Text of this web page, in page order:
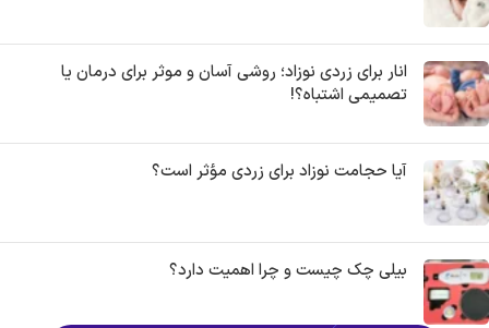
انار برای زردی نوزاد؛ روشی آسان و موثر برای درمان یا
تصمیمی اشتباه؟!
آیا حجامت نوزاد برای زردی مؤثر است؟
بیلی چک چیست و چرا اهمیت دارد؟